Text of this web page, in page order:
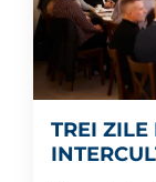
TREI